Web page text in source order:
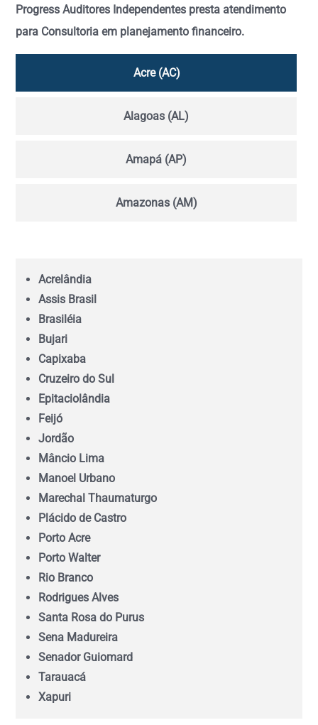
Progress Auditores Independentes presta atendimento
para Consultoria em planejamento financeiro.
Acre (AC)
Alagoas (AL)
Amapá (AP)
Amazonas (AM)
Acrelândia
Assis Brasil
Brasiléia
Bujari
Capixaba
Cruzeiro do Sul
Epitaciolândia
Feijó
Jordão
Mâncio Lima
Manoel Urbano
Marechal Thaumaturgo
Plácido de Castro
Porto Acre
Porto Walter
Rio Branco
Rodrigues Alves
Santa Rosa do Purus
Sena Madureira
Senador Guiomard
Tarauacá
Xapuri